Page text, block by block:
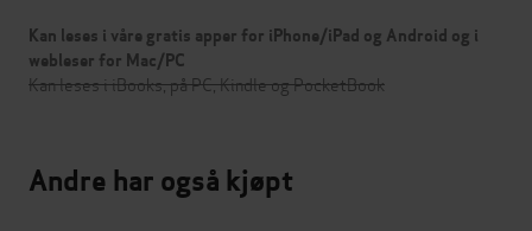
Kan leses i våre gratis apper for iPhone/iPad og Android og i
webleser for Mac/PC
Kan leses i iBooks, på PC, Kindle og PocketBook
Andre har også kjøpt